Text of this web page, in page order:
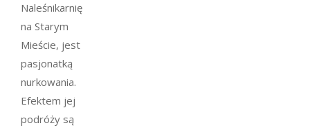
Naleśnikarnię
na Starym
Mieście, jest
pasjonatką
nurkowania.
Efektem jej
podróży są